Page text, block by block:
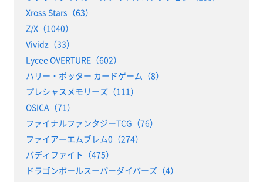
Xross Stars（63）
Z/X（1040）
Vividz（33）
Lycee OVERTURE（602）
ハリー・ポッター カードゲーム（8）
プレシャスメモリーズ（111）
OSICA（71）
ファイナルファンタジーTCG（76）
ファイアーエムブレム0（274）
バディファイト（475）
ドラゴンボールスーパーダイバーズ（4）